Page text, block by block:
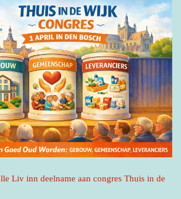
Liv inn deelname aan congres Thuis in de